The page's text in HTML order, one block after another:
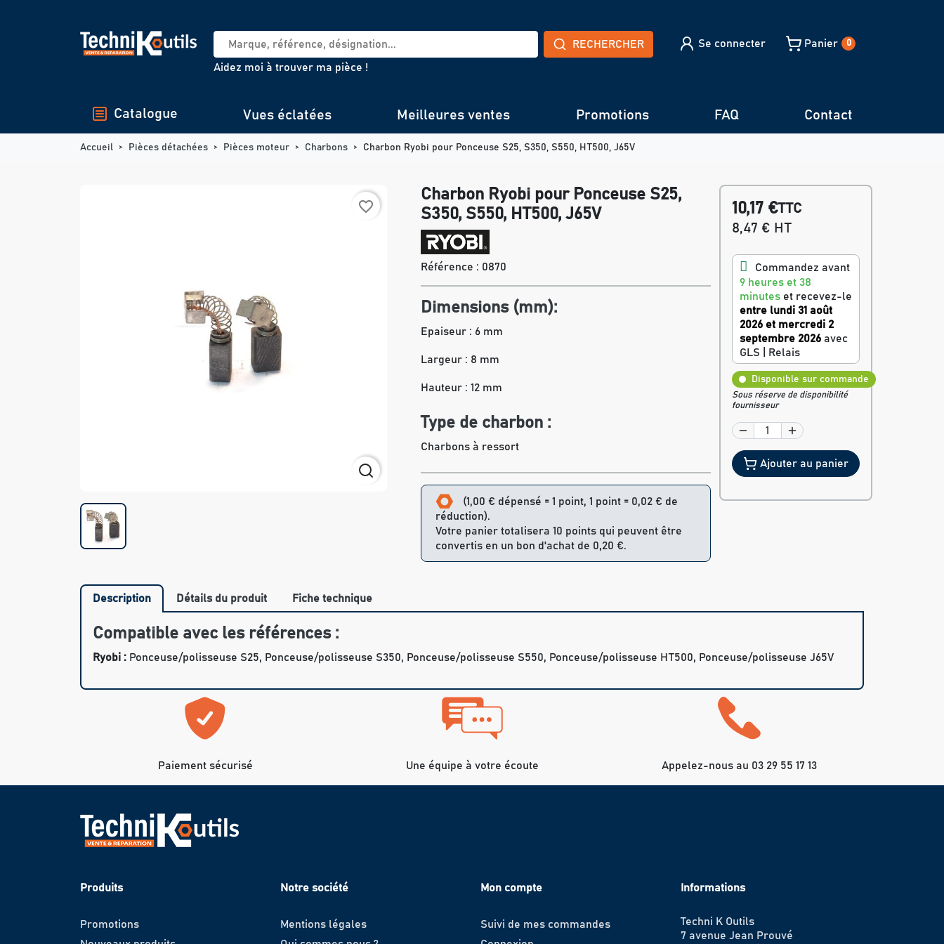
RECHERCHER
Aidez moi à trouver ma pièce !
Se connecter Panier 0
Catalogue Vues éclatées Meilleures ventes Promotions FAQ Contact
Accueil Pièces détachées Pièces moteur Charbons Charbon Ryobi pour Ponceuse S25, S350, S550, HT500, J65V
favorite_border
Charbon Ryobi pour Ponceuse S25,
S350, S550, HT500, J65V
Référence : 0870
Dimensions (mm):
Epaiseur : 6 mm
Largeur : 8 mm
Hauteur : 12 mm
Type de charbon :
Charbons à ressort
(1,00 € dépensé = 1 point, 1 point = 0,02 € de
réduction).
Votre panier totalisera 10 points qui peuvent être
convertis en un bon d'achat de 0,20 €.
10,17 €TTC
8,47 € HT
Commandez avant
9 heures et 38
minuteset recevez-le
entre lundi 31 août
2026 et mercredi 2
septembre 2026 avec
GLS | Relais
Disponible sur commande
Sous réserve de disponibilité
fournisseur
Ajouter au panier
Description Détails du produit Fiche technique
Compatible avec les références :
Ryobi : Ponceuse/polisseuse S25, Ponceuse/polisseuse S350, Ponceuse/polisseuse S550, Ponceuse/polisseuse HT500, Ponceuse/polisseuse J65V
Paiement sécurisé Une équipe à votre écoute Appelez-nous au 03 29 55 17 13
Produits
Promotions
Notre société
Mentions légales
Mon compte
Suivi de mes commandes
Informations
Techni K Outils
7 avenue Jean Prouvé